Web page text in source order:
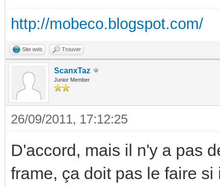
http://mobeco.blogspot.com/
Site web Trouver
ScanxTaz
Junior Member
26/09/2011, 17:12:25
D'accord, mais il n'y a pas
frame, ça doit pas le faire